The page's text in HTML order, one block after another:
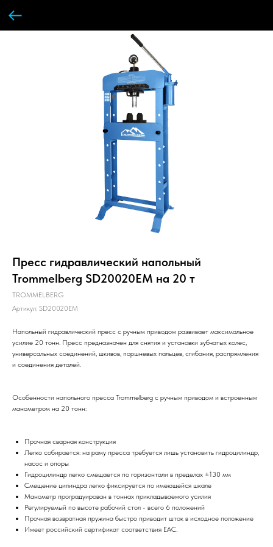
Пресс гидравлический напольный
Trommelberg SD20020EM на 20 т
TROMMELBERG
Артикул: SD20020EM
Напольный гидравлический пресс с ручным приводом развивает максимальное
усилие 20 тонн. Пресс предназначен для снятия и установки зубчатых колес,
универсальных соединений, шкивов, поршневых пальцев, сгибания, распрямления
и соединения деталей.
Особенности напольного пресса Trommelberg с ручным приводом и встроенным
манометром на 20 тонн:
Прочная сварная конструкция
Легко собирается: на раму пресса требуется лишь установить гидроцилиндр,
насос и опоры
Гидроцилиндр легко смещается по горизонтали в пределах ±130 мм
Смещение цилиндра легко фиксируется по имеющейся шкале
Манометр проградуирован в тоннах прикладываемого усилия
Регулируемый по высоте рабочий стол - всего 6 положений
Прочная возвратная пружина быстро приводит шток в исходное положение
Имеет российский сертификат соответствия EAC.